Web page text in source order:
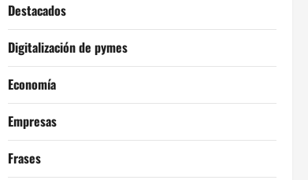
Destacados
Digitalización de pymes
Economía
Empresas
Frases